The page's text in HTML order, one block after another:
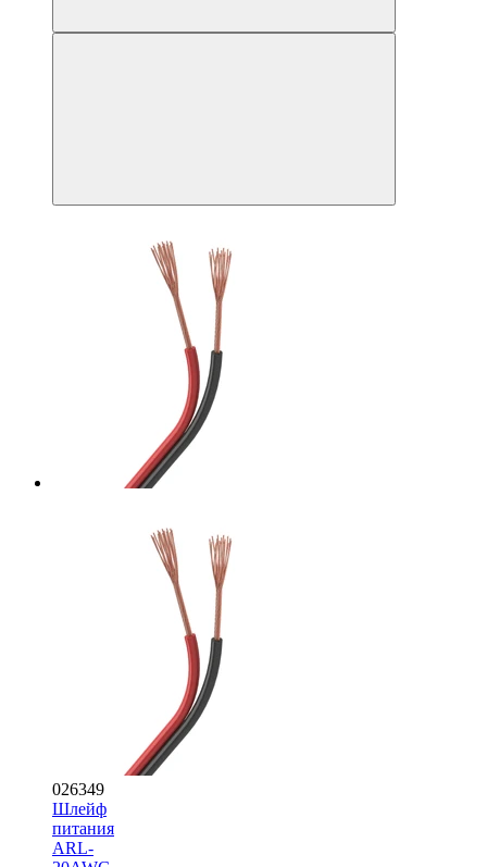
026349
Шлейф
питания
ARL-